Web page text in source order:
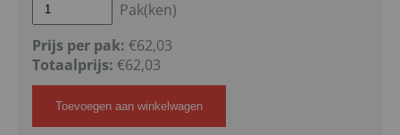
Pak(ken)
Prijs per pak: €62,03
Totaalprijs: €62,03
Toevoegen aan winkelwagen